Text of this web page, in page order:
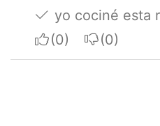
yo cociné esta
I apreciateI do not